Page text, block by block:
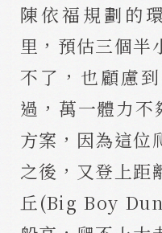
陳依福規劃的
里，預估三個半
不了，也顧慮
過，萬一體力
方案，因為這位
之後，又登上距
丘(Big Boy